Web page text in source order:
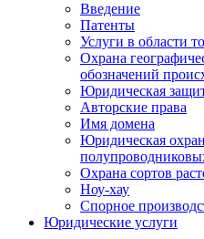
Введение
Патенты
Услуги в области
Охрана
обозначений
Юридическая
Авторские права
Имя домена
Юридическая
Охрана сортов
Ноу-хау
Спорное
Юридические услуги